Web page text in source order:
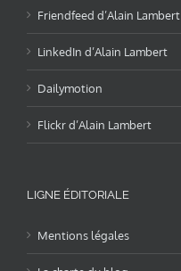
Friendfeed d’Alain Lambert
LinkedIn d’Alain Lambert
Dailymotion
Flickr d’Alain Lambert
LIGNE ÉDITORIALE
Mentions légales